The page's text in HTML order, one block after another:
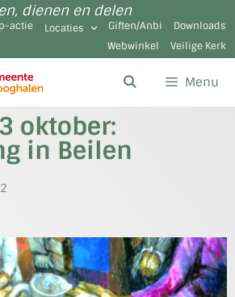
dienen en delen
actie Locaties Giften/Anbi
Downloads
Webwinkel
Veilige Kerk
Menu
oktober:
in Beilen